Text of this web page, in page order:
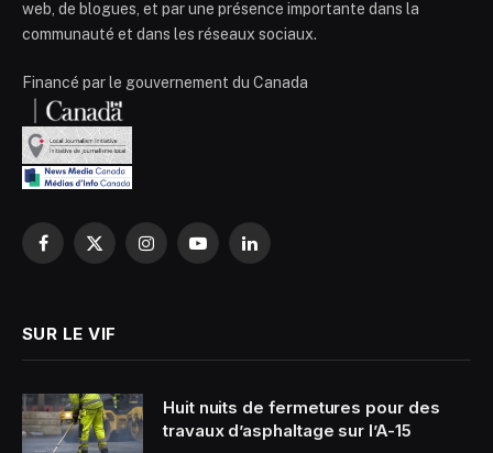
web, de blogues, et par une présence importante dans la
communauté et dans les réseaux sociaux.
Financé par le gouvernement du Canada
Facebook
X
InstagramYouTubeLinkedIn
SUR LE VIF
Huit nuits de fermetures pour des
travaux d’asphaltage sur l’A-15